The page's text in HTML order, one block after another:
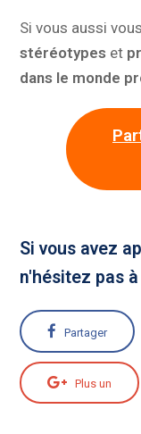
Si vous aussi
stéréotypes et
dans le monde
Si vous avez
n'hésitez pas
Partager
Plus un